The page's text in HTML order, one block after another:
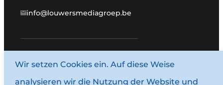
info@louwersmediagroep.be
www.louwersmediagroep.com
© 1987–2026 Louwersmediagroep.
Wir setzen Cookies ein. Auf diese Weise
analysieren wir die Nutzung der Website und